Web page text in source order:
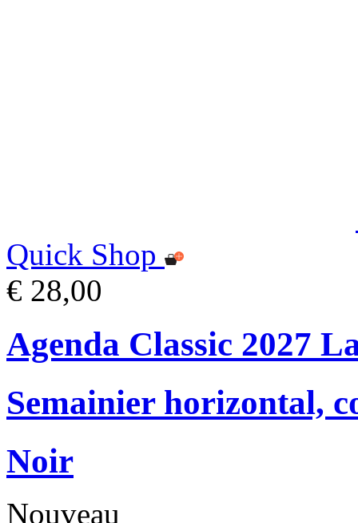
Quick Shop
€ 28,00
Agenda Classic 2027
Semainier horizontal,
Noir
Nouveau